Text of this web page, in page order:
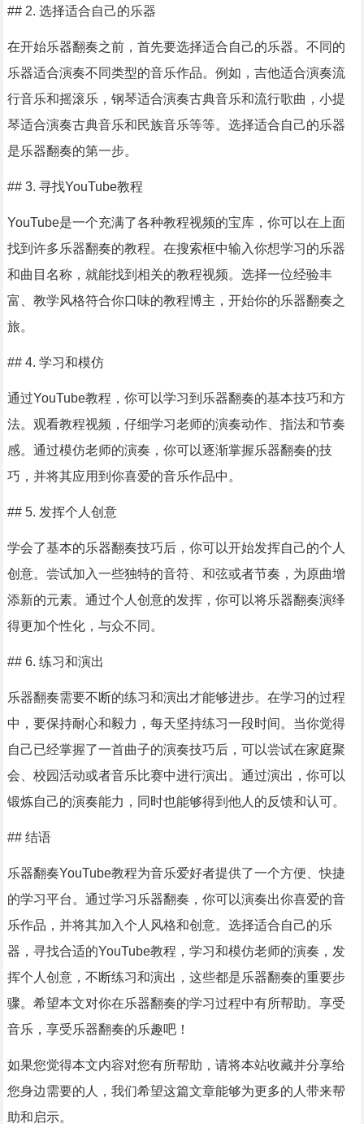
## 2. 选择适合自己的乐器
在开始乐器翻奏之前，首先要选择适合自己的乐器。不同的
乐器适合演奏不同类型的音乐作品。例如，吉他适合演奏流
行音乐和摇滚乐，钢琴适合演奏古典音乐和流行歌曲，小提
琴适合演奏古典音乐和民族音乐等等。选择适合自己的乐器
是乐器翻奏的第一步。
## 3. 寻找YouTube教程
YouTube是一个充满了各种教程视频的宝库，你可以在上面
找到许多乐器翻奏的教程。在搜索框中输入你想学习的乐器
和曲目名称，就能找到相关的教程视频。选择一位经验丰
富、教学风格符合你口味的教程博主，开始你的乐器翻奏之
旅。
## 4. 学习和模仿
通过YouTube教程，你可以学习到乐器翻奏的基本技巧和方
法。观看教程视频，仔细学习老师的演奏动作、指法和节奏
感。通过模仿老师的演奏，你可以逐渐掌握乐器翻奏的技
巧，并将其应用到你喜爱的音乐作品中。
## 5. 发挥个人创意
学会了基本的乐器翻奏技巧后，你可以开始发挥自己的个人
创意。尝试加入一些独特的音符、和弦或者节奏，为原曲增
添新的元素。通过个人创意的发挥，你可以将乐器翻奏演绎
得更加个性化，与众不同。
## 6. 练习和演出
乐器翻奏需要不断的练习和演出才能够进步。在学习的过程
中，要保持耐心和毅力，每天坚持练习一段时间。当你觉得
自己已经掌握了一首曲子的演奏技巧后，可以尝试在家庭聚
会、校园活动或者音乐比赛中进行演出。通过演出，你可以
锻炼自己的演奏能力，同时也能够得到他人的反馈和认可。
## 结语
乐器翻奏YouTube教程为音乐爱好者提供了一个方便、快捷
的学习平台。通过学习乐器翻奏，你可以演奏出你喜爱的音
乐作品，并将其加入个人风格和创意。选择适合自己的乐
器，寻找合适的YouTube教程，学习和模仿老师的演奏，发
挥个人创意，不断练习和演出，这些都是乐器翻奏的重要步
骤。希望本文对你在乐器翻奏的学习过程中有所帮助。享受
音乐，享受乐器翻奏的乐趣吧！
如果您觉得本文内容对您有所帮助，请将本站收藏并分享给
您身边需要的人，我们希望这篇文章能够为更多的人带来帮
助和启示。